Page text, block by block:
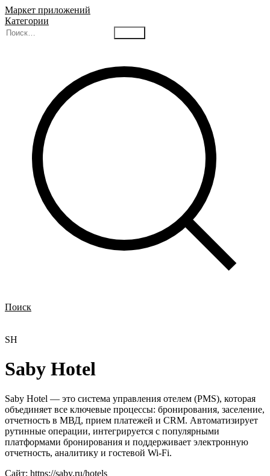
Маркет приложений
Категории
Поиск
SH
Saby Hotel
Saby Hotel — это система управления отелем (PMS), которая
объединяет все ключевые процессы: бронирования, заселение,
отчетность в МВД, прием платежей и CRM. Автоматизирует
рутинные операции, интегрируется с популярными
платформами бронирования и поддерживает электронную
отчетность, аналитику и гостевой Wi-Fi.
Сайт: https://saby.ru/hotels